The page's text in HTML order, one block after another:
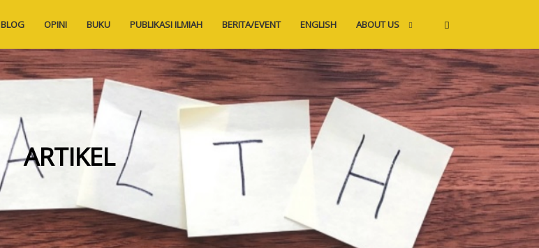
BLOG OPINI BUKU PUBLIKASI ILMIAH BERITA/EVENT ENGLISH ABOUT US
ARTIKEL